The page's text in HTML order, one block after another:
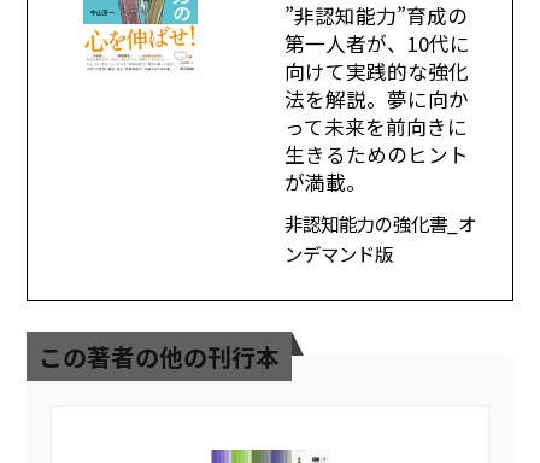
”非認知能力”育成の
第一人者が、10代に
向けて実践的な強化
法を解説。夢に向か
って未来を前向きに
生きるためのヒント
が満載。
非認知能力の強化書_オ
ンデマンド版
この著者の他の刊行本